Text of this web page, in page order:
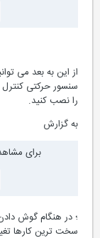
از این به بعد می
را نصب کنید.
به گزارش
برای
؛ در هنگام گوش دادن
سخت ترین کارها